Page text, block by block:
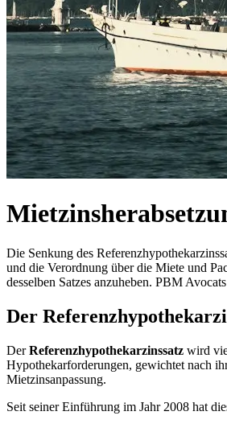
Die Senkung des
und die Verordnung über die Miete und
desselben Satzes anzuheben. PBM
Der
DerReferenzhypothekarzinssatz wird
Hypothekarforderungen, gewichtet nach
Mietzinsanpassung.
Seit seiner Einführung im Jahr 2008 hat